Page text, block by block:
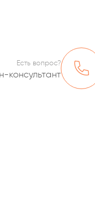
Есть вопрос?
консультант